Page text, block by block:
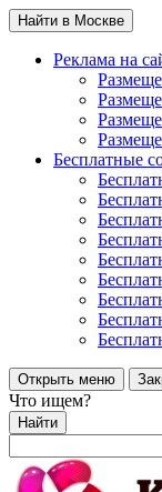
Найти в Москве
Реклама на
Бесплатные
Открыть меню
Что ищем?
Найти